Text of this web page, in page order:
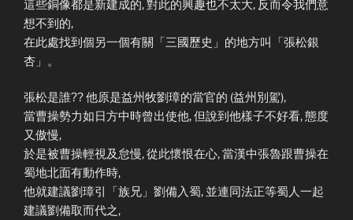
這些銅像都是新建成的, 對此的興趣也不太大, 反而令我們意
想不到的,
在此處找到個另一個有關「三國歷史」的地方叫「張松銀
杏」。
張松是誰?? 他原是益州牧劉璋的當官的 (益州別駕),
當曹操勢力如日方中時曾出使他, 但說到他樣子不好看, 態度
又傲慢,
於是被曹操輕視及怠慢, 從此懷恨在心, 當漢中張魯跟曹操在
蜀地北面有動作時,
他就建議劉璋引「族兄」劉備入蜀, 並連同法正等蜀人一起
建議劉備取而代之,